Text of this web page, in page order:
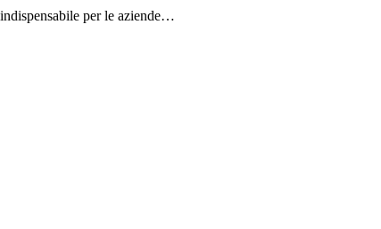
per le aziende…